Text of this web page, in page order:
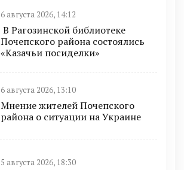
6 августа 2026, 14:12
В Рагозинской библиотеке
Почепского района состоялись
«Казачьи посиделки»
6 августа 2026, 13:10
Мнение жителей Почепского
района о ситуации на Украине
5 августа 2026, 18:30